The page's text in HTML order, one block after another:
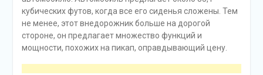
кубических футов, когда все его сиденья сложены. Тем
не менее, этот внедорожник больше на дорогой
стороне, он предлагает множество функций и
мощности, похожих на пикап, оправдывающий цену.